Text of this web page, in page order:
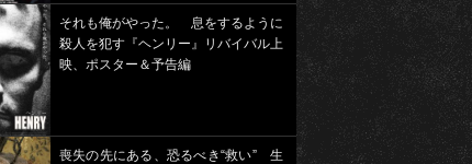
それも俺がやった。 息をするように
殺人を犯す『ヘンリー』リバイバル上
映、ポスター＆予告編
喪失の先にある、恐るべき“救い” 生